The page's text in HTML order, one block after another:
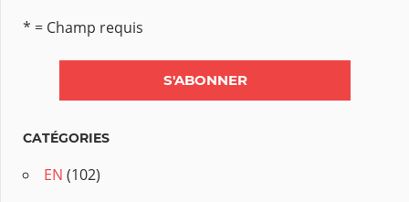
* = Champ requis
CATÉGORIES
EN (102)